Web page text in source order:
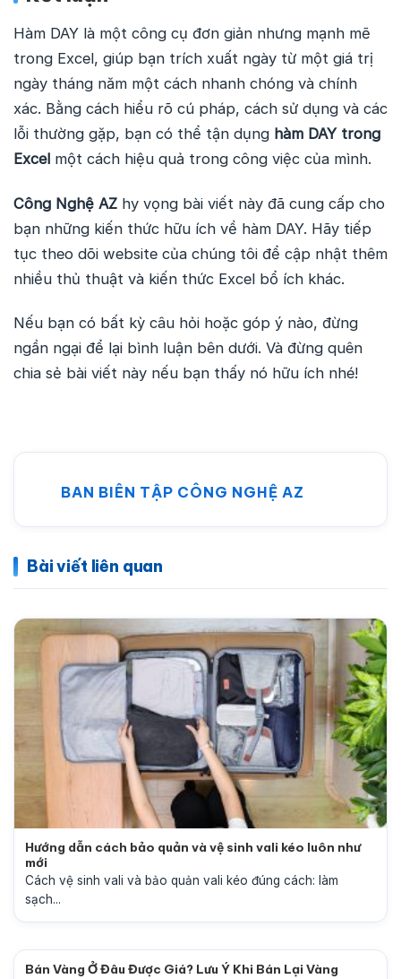
Hàm DAY là một công cụ đơn giản nhưng mạnh mẽ
trong Excel, giúp bạn trích xuất ngày từ một giá trị
ngày tháng năm một cách nhanh chóng và chính
xác. Bằng cách hiểu rõ cú pháp, cách sử dụng và các
lỗi thường gặp, bạn có thể tận dụng hàm DAY trong
Excel một cách hiệu quả trong công việc của mình.
Công Nghệ AZ hy vọng bài viết này đã cung cấp cho
bạn những kiến thức hữu ích về hàm DAY. Hãy tiếp
tục theo dõi website của chúng tôi để cập nhật thêm
nhiều thủ thuật và kiến thức Excel bổ ích khác.
Nếu bạn có bất kỳ câu hỏi hoặc góp ý nào, đừng
ngần ngại để lại bình luận bên dưới. Và đừng quên
chia sẻ bài viết này nếu bạn thấy nó hữu ích nhé!
BAN BIÊN TẬP CÔNG NGHỆ AZ
Bài viết liên quan
Hướng dẫn cách bảo quản và vệ sinh vali kéo luôn như
mới
Cách vệ sinh vali và bảo quản vali kéo đúng cách: làm
sạch...
Bán Vàng Ở Đâu Được Giá? Lưu Ý Khi Bán Lại Vàng